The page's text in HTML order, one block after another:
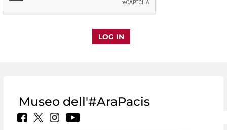
Museo dell'#AraPacis